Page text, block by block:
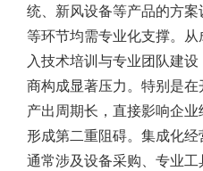
统、新风设备等产品的方
等环节均需专业化支撑。
入技术培训与专业团队建
商构成显著压力。特别是
产出周期长，直接影响企
形成第二重阻碍。集成化经
通常涉及设备采购、专业